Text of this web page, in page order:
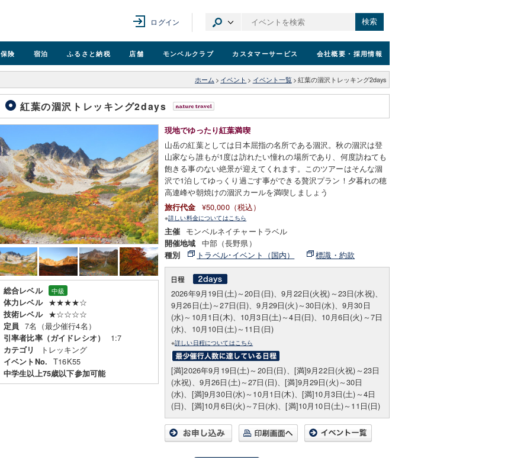
ログイン 検索
保険 宿泊 ふるさと納税 店舗 モンベルクラブ カスタマーサービス 会社概要 ・採用情報
ホーム > イベント > イベント一覧 > 紅葉の涸沢トレッキング2days
紅葉の涸沢トレッキング2days
総合レベル 中級
体力レベル ★★★★☆
技術レベル ★☆☆☆☆
定員 7名（最少催行4名）
引率者比率（ガイドレシオ） 1:7
カテゴリ トレッキング
イベントNo. T16K55
中学生以上75歳以下参加可能
現地でゆったり紅葉満喫
山岳の紅葉としては日本屈指の名所である涸沢。秋の涸沢は登
山家なら誰もが1度は訪れたい憧れの場所であり、何度訪ねても
飽きる事のない絶景が迎えてくれます。このツアーはそんな涸
沢で1泊してゆっくり過ごす事ができる贅沢プラン！夕暮れの穂
高連峰や朝焼けの涸沢カールを満喫しましょう
旅行代金 ¥50,000（税込）
※詳しい料金についてはこちら
主催 モンベルネイチャートラベル
開催地域 中部（長野県）
種別 トラベル･イベント（国内） 標識・約款
2026年9月19日(土)～20日(日)、9月22日(火祝)～23日(水祝)、
9月26日(土)～27日(日)、9月29日(火)～30日(水)、9月30日
(水)～10月1日(木)、10月3日(土)～4日(日)、10月6日(火)～7日
(水)、10月10日(土)～11日(日)
※詳しい日程についてはこちら
[満]2026年9月19日(土)～20日(日)、[満]9月22日(火祝)～23日
(水祝)、9月26日(土)～27日(日)、[満]9月29日(火)～30日
(水)、[満]9月30日(水)～10月1日(木)、[満]10月3日(土)～4日
(日)、[満]10月6日(火)～7日(水)、[満]10月10日(土)～11日(日)